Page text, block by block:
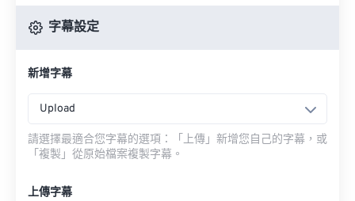
字幕設定
新增字幕
Upload
請選擇最適合您字幕的選項：「上傳」新增您自己的字幕，或
「複製」從原始檔案複製字幕。
上傳字幕